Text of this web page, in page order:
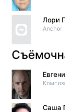
Лори
Anchor
Саша